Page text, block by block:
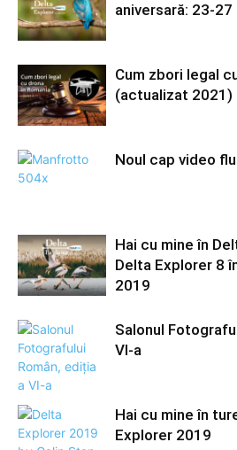
aniversară: 23-27
Cum zbori legal
(actualizat 2021)
Noul cap video
Hai cu mine în
Delta Explorer 8
2019
Salonul
VI-a
Hai cu mine în
Explorer 2019